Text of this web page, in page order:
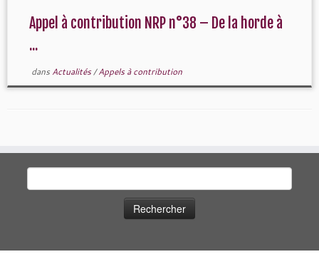
Appel à contribution NRP n°38 – De la horde à
...
dans Actualités/Appels à contribution